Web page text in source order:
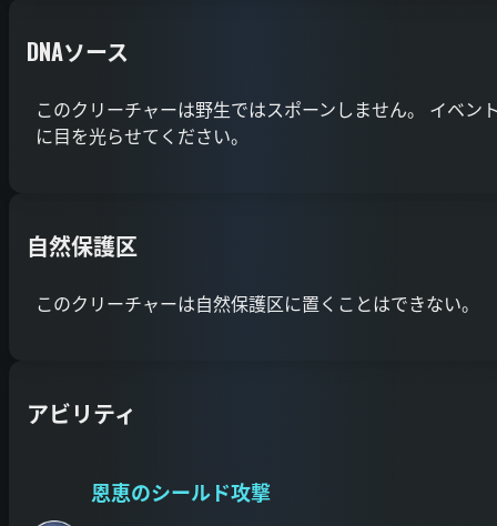
DNAソース
このクリーチャーは野生ではスポーンしません。 イベン
に目を光らせてください。
自然保護区
このクリーチャーは自然保護区に置くことはできない。
アビリティ
恩恵のシールド攻撃